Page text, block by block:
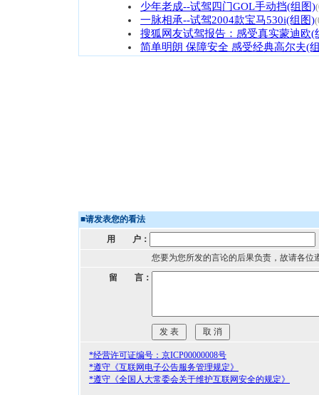
少年老成--试驾四门GOL手动挡(组图)
一脉相承--试驾2004款宝马530i(组图)
搜狐网友试驾报告：感受真实蒙迪欧(
简单明朗 保障安全 感受经典高尔夫(
■请发表您的看法
用 户：
您要为您所发的言论的后果负责，故请各位
留 言：
*经营许可证编号：京ICP00000008号
*遵守《互联网电子公告服务管理规定》
*遵守《全国人大常委会关于维护互联网安全的规定》